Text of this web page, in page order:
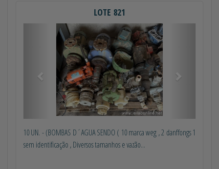
LOTE 821
Anterior
10 UN. - (BOMBAS D´AGUA SENDO ( 10 marca weg , 2 danffongs 1
sem identificação , Diversos tamanhos e vazão...